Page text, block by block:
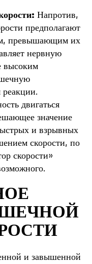
Напротив,
предполагают
превышающим их
нервную
высоким
двигаться
значение
и взрывных
скорости, по
скорости»
и завышенной